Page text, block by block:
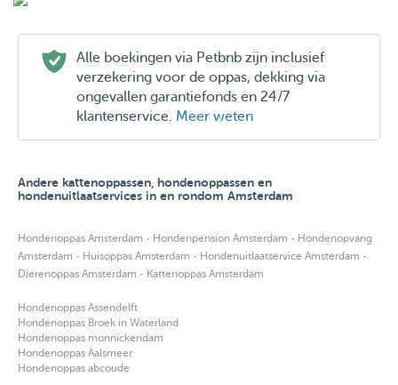
Alle boekingen via Petbnb zijn inclusief
verzekering voor de oppas, dekking via
ongevallen garantiefonds en 24/7
klantenservice. Meer weten
Andere kattenoppassen, hondenoppassen en
hondenuitlaatservices in en rondom Amsterdam
Hondenoppas Amsterdam · Hondenpension Amsterdam · Hondenopvang
Amsterdam · Huisoppas Amsterdam · Hondenuitlaatservice Amsterdam ·
Dierenoppas Amsterdam · Kattenoppas Amsterdam
Hondenoppas Assendelft
Hondenoppas Broek in Waterland
Hondenoppas monnickendam
Hondenoppas Aalsmeer
Hondenoppas abcoude